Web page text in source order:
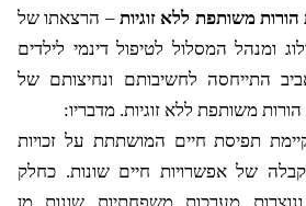
משותפת ללא זוגיות – הרצאתו של
ומנהל המסלול לטיפול דינמי לילדים
התייחסה לחשיבותם ונחיצותם של
משותפת ללא זוגיות. מדבריו:
תפיסת חיים המושתתת על זכויות
וקבלה של אפשרויות חיים שונות. כחלק